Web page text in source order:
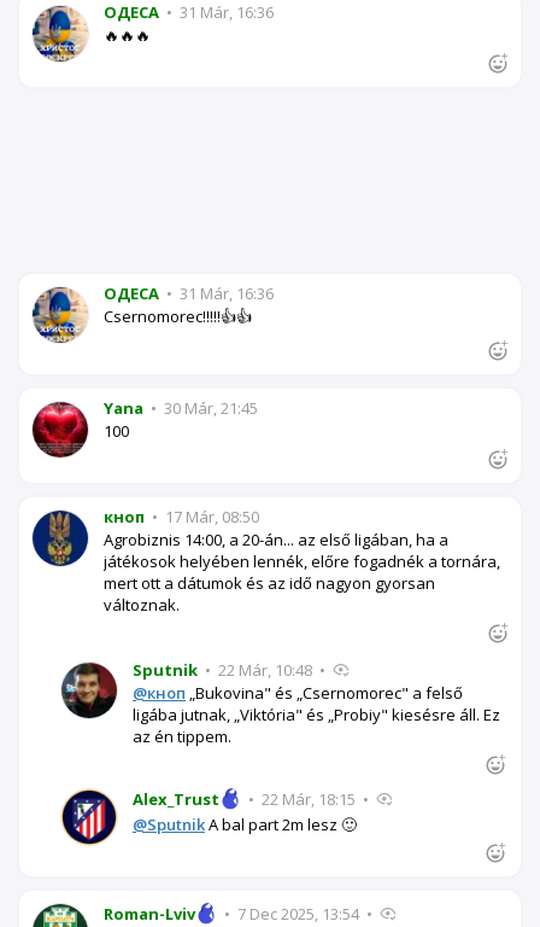
OДЕСА • 31 Már, 16:36
🔥🔥🔥
OДЕСА • 31 Már, 16:36
Csernomorec!!!!!👍👍
Yana • 30 Már, 21:45
100
кноп • 17 Már, 08:50
Agrobiznis 14:00, a 20-án... az első ligában, ha a
játékosok helyében lennék, előre fogadnék a tornára,
mert ott a dátumok és az idő nagyon gyorsan
változnak.
Sputnik • 22 Már, 10:48 •
@кноп „Bukovina" és „Csernomorec" a felső
ligába jutnak, „Viktória" és „Probiy" kiesésre áll. Ez
az én tippem.
Alex_Trust • 22 Már, 18:15 •
@SputnikA bal part 2m lesz 🙂
Roman-Lviv • 7 Dec 2025, 13:54 •